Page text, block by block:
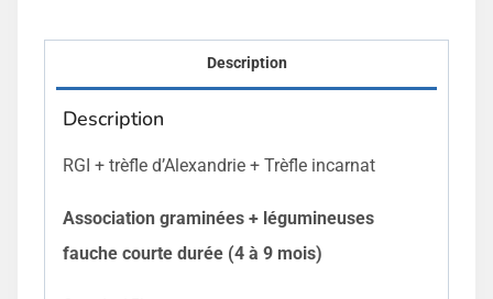
Description
Description
RGI + trèfle d’Alexandrie + Trèfle incarnat
Association graminées + légumineuses
fauche courte durée (4 à 9 mois)